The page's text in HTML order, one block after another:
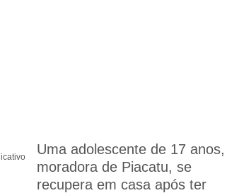
Uma adolescente de 17 anos,
moradora de Piacatu, se
recupera em casa após ter